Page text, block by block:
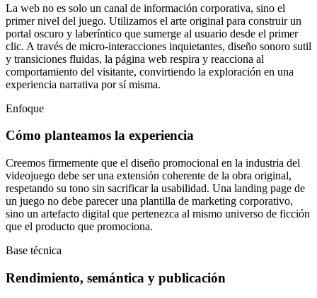
La web no es solo un canal de información corporativa, sino el
primer nivel del juego. Utilizamos el arte original para construir un
portal oscuro y laberíntico que sumerge al usuario desde el primer
clic. A través de micro-interacciones inquietantes, diseño sonoro sutil
y transiciones fluidas, la página web respira y reacciona al
comportamiento del visitante, convirtiendo la exploración en una
experiencia narrativa por sí misma.
Enfoque
Cómo planteamos la experiencia
Creemos firmemente que el diseño promocional en la industria del
videojuego debe ser una extensión coherente de la obra original,
respetando su tono sin sacrificar la usabilidad. Una landing page de
un juego no debe parecer una plantilla de marketing corporativo,
sino un artefacto digital que pertenezca al mismo universo de ficción
que el producto que promociona.
Base técnica
Rendimiento, semántica y publicación